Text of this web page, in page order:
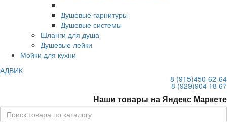
Душевые гарнитуры
Душевые системы
Шланги для душа
Душевые лейки
Мойки для кухни
АДВИК
8 (915)450-62-64
8 (929)904 18 67
Наши товары на Яндекс Маркете